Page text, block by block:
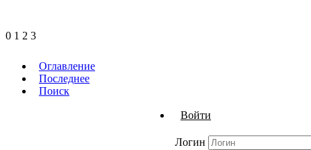
0 1 2 3
Оглавление
Последнее
Поиск
Войти
Логин